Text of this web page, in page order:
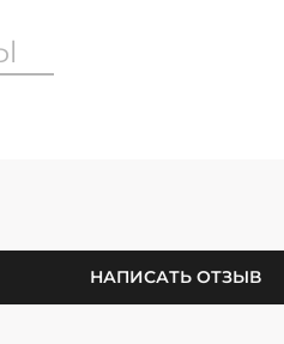
НАПИСАТЬ ОТЗЫВ